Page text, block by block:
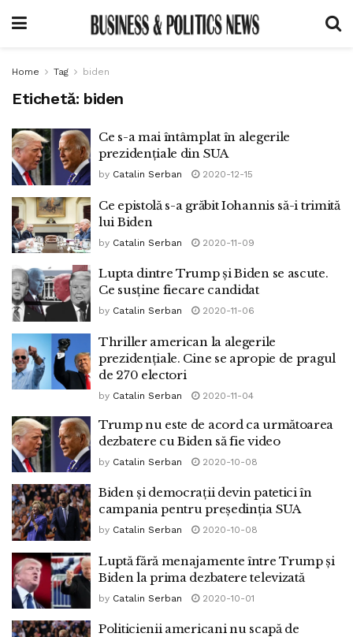
Home Tag biden
Etichetă: biden
Ce s-a mai întâmplat în alegerile
prezidențiale din SUA
by Catalin Serban 2020-12-15
Ce epistolă s-a grăbit Iohannis să-i trimită
lui Biden
by Catalin Serban 2020-11-09
Lupta dintre Trump și Biden se ascute.
Ce susține fiecare candidat
by Catalin Serban 2020-11-06
Thriller american la alegerile
prezidențiale. Cine se apropie de pragul
de 270 electori
by Catalin Serban 2020-11-04
Trump nu este de acord ca următoarea
dezbatere cu Biden să fie video
by Catalin Serban 2020-10-08
Biden și democrații devin patetici în
campania pentru președinția SUA
by Catalin Serban 2020-10-08
Luptă fără menajamente între Trump și
Biden la prima dezbatere televizată
by Catalin Serban 2020-10-01
Politicienii americani nu scapă de